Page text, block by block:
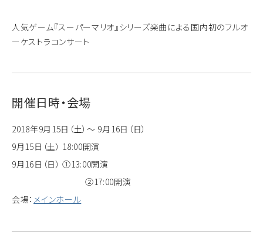
人気ゲーム『スーパーマリオ』シリーズ楽曲による国内初のフルオ
ーケストラコンサート
開催日時・会場
2018年9月15日（土）～ 9月16日（日）
9月15日（土） 18:00開演
9月16日（日） ①13:00開演
②17:00開演
会場： メインホール